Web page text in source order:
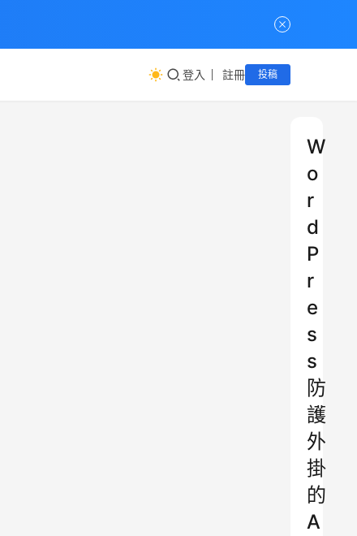
登入 註冊 投稿
W
o
r
d
P
r
e
s
s
防
護
外
掛
的
A